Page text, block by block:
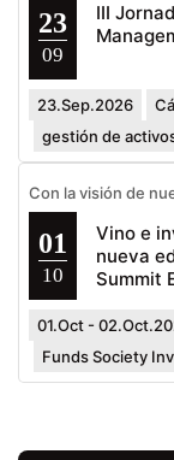
23
09
III
23.Sep.2026
gestión de
Con la visión de
01
10
Vino e
nueva
Summit
01.Oct -
Funds Society